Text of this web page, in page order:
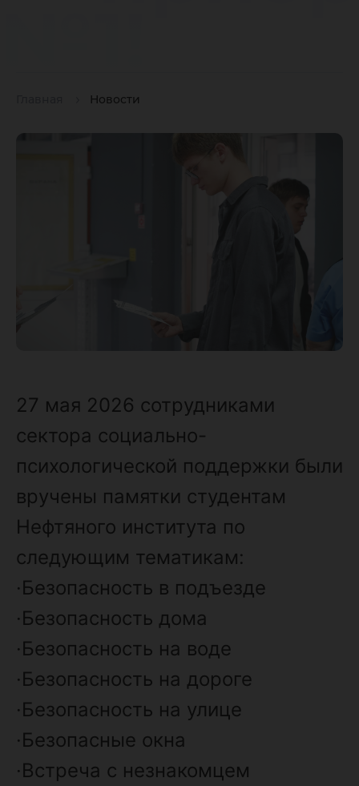
Новости
27 мая 2026 сотрудниками
сектора социально-
психологической поддержки были
вручены памятки студентам
Нефтяного института по
следующим тематикам:
·Безопасность в подъезде
·Безопасность дома
·Безопасность на воде
·Безопасность на дороге
·Безопасность на улице
·Безопасные окна
·Встреча с незнакомцем